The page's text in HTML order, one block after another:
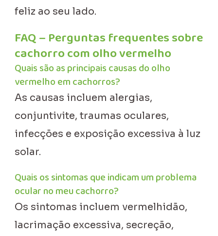
feliz ao seu lado.
FAQ – Perguntas frequentes sobre
cachorro com olho vermelho
Quais são as principais causas do olho
vermelho em cachorros?
As causas incluem alergias,
conjuntivite, traumas oculares,
infecções e exposição excessiva à luz
solar.
Quais os sintomas que indicam um problema
ocular no meu cachorro?
Os sintomas incluem vermelhidão,
lacrimação excessiva, secreção,